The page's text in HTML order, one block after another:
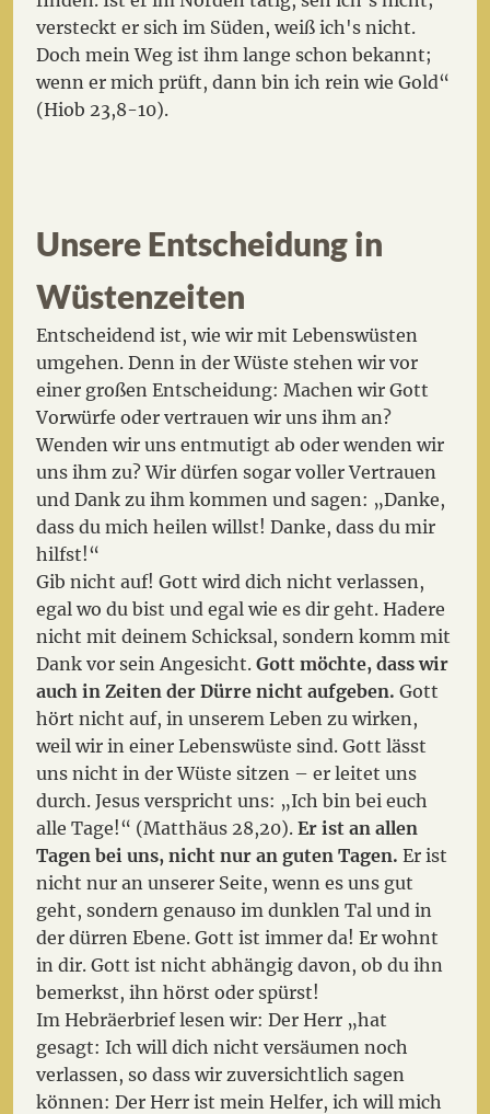
versteckt er sich im Süden, weiß ich's nicht.
Doch mein Weg ist ihm lange schon bekannt;
wenn er mich prüft, dann bin ich rein wie Gold“
(Hiob 23,8-10).
Unsere Entscheidung in
Wüstenzeiten
Entscheidend ist, wie wir mit Lebenswüsten
umgehen. Denn in der Wüste stehen wir vor
einer großen Entscheidung: Machen wir Gott
Vorwürfe oder vertrauen wir uns ihm an?
Wenden wir uns entmutigt ab oder wenden wir
uns ihm zu? Wir dürfen sogar voller Vertrauen
und Dank zu ihm kommen und sagen: „Danke,
dass du mich heilen willst! Danke, dass du mir
hilfst!“
Gib nicht auf! Gott wird dich nicht verlassen,
egal wo du bist und egal wie es dir geht. Hadere
nicht mit deinem Schicksal, sondern komm mit
Dank vor sein Angesicht. Gott möchte, dass wir
auch in Zeiten der Dürre nicht aufgeben. Gott
hört nicht auf, in unserem Leben zu wirken,
weil wir in einer Lebenswüste sind. Gott lässt
uns nicht in der Wüste sitzen – er leitet uns
durch. Jesus verspricht uns: „Ich bin bei euch
alle Tage!“ (Matthäus 28,20).Er ist an allen
Tagen bei uns, nicht nur an guten Tagen. Er ist
nicht nur an unserer Seite, wenn es uns gut
geht, sondern genauso im dunklen Tal und in
der dürren Ebene. Gott ist immer da! Er wohnt
in dir. Gott ist nicht abhängig davon, ob du ihn
bemerkst, ihn hörst oder spürst!
Im Hebräerbrief lesen wir: Der Herr „hat
gesagt: Ich will dich nicht versäumen noch
verlassen, so dass wir zuversichtlich sagen
können: Der Herr ist mein Helfer, ich will mich